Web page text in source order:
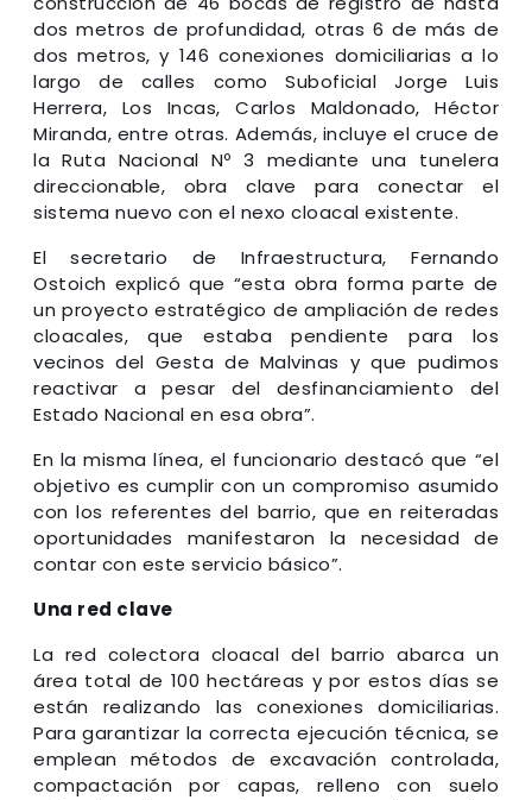
dos metros de profundidad, otras 6 de más de
dos metros, y 146 conexiones domiciliarias a lo
largo de calles como Suboficial Jorge Luis
Herrera, Los Incas, Carlos Maldonado, Héctor
Miranda, entre otras. Además, incluye el cruce de
la Ruta Nacional Nº 3 mediante una tunelera
direccionable, obra clave para conectar el
sistema nuevo con el nexo cloacal existente.
El secretario de Infraestructura, Fernando
Ostoich explicó que “esta obra forma parte de
un proyecto estratégico de ampliación de redes
cloacales, que estaba pendiente para los
vecinos del Gesta de Malvinas y que pudimos
reactivar a pesar del desfinanciamiento del
Estado Nacional en esa obra”.
En la misma línea, el funcionario destacó que “el
objetivo es cumplir con un compromiso asumido
con los referentes del barrio, que en reiteradas
oportunidades manifestaron la necesidad de
contar con este servicio básico”.
Una red clave
La red colectora cloacal del barrio abarca un
área total de 100 hectáreas y por estos días se
están realizando las conexiones domiciliarias.
Para garantizar la correcta ejecución técnica, se
emplean métodos de excavación controlada,
compactación por capas, relleno con suelo